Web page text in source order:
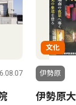
文化
伊勢原
伊勢原